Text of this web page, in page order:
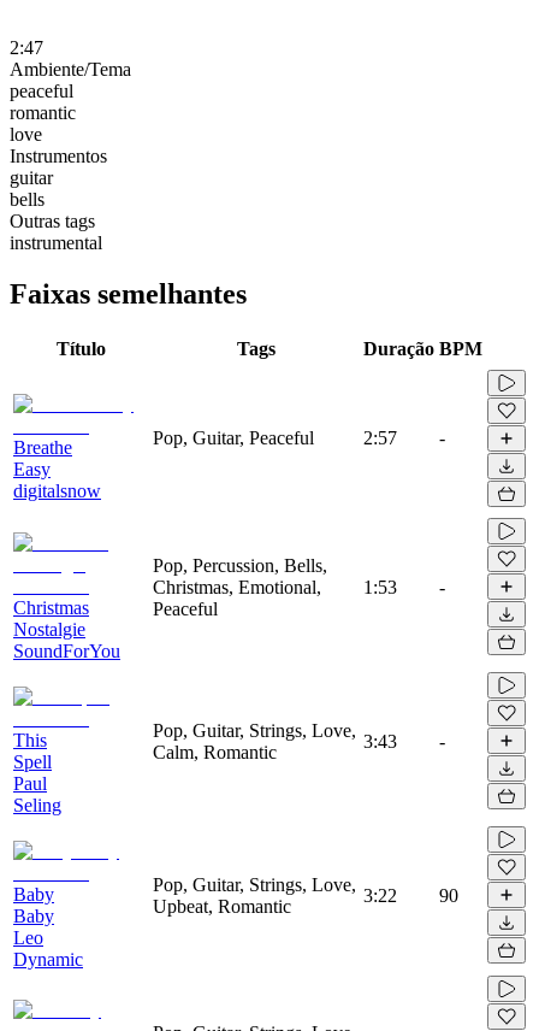
2:47
Ambiente/Tema
peaceful
romantic
love
Instrumentos
guitar
bells
Outras tags
instrumental
Faixas semelhantes
Título Tags Duração BPM
Breathe
Easy
digitalsnow
Pop, Guitar, Peaceful 2:57 -
Christmas
Nostalgie
SoundForYou
Pop, Percussion, Bells,
Christmas, Emotional,
Peaceful
1:53 -
This
Spell
Paul
Seling
Pop, Guitar, Strings, Love,
Calm, Romantic
3:43 -
Baby
Baby
Leo
Dynamic
Pop, Guitar, Strings, Love,
Upbeat, Romantic
3:22 90